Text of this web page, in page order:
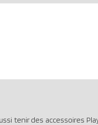
tenir des accessoires